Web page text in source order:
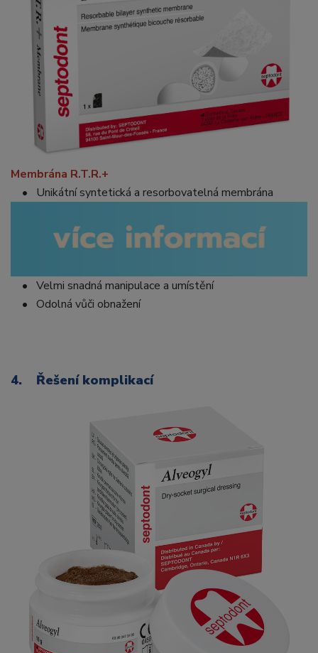
Membrána R.T.R.+
• Unikátní syntetická a resorbovatelná membrána
• Velmi snadná manipulace a umístění
• Odolná vůči obnažení
4. Řešení komplikací